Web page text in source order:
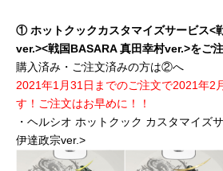
① ホットクックカスタマイズサービス<
ver.><戦国BASARA 真田幸村ver.>をご注
購入済み・ご注文済みの方は②へ
2021年1月31日までのご注文で2021年2
す！ご注文はお早めに！！
・ヘルシオ ホットクック カスタマイズ
伊達政宗ver.>